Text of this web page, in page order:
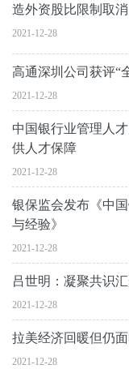
造外资股比限制取消
2021-12-28
高通深圳公司获评“
2021-12-28
中国银行业管理人
供人才保障
2021-12-28
银保监会发布《中
与经验》
2021-12-28
吕世明：凝聚共识
2021-12-28
拉美经济回暖但仍
2021-12-28